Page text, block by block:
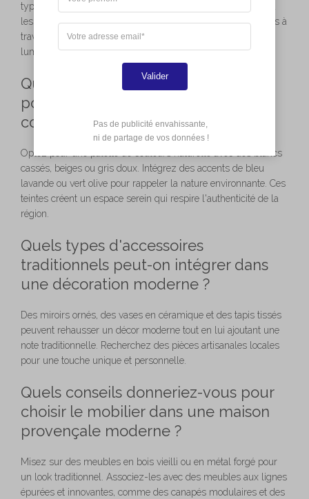
typiquement provençaux, comme les poutres apparentes ou
les pierres anciennes. Ajoutez ensuite des touches modernes à
travers des appareils électroménagers récents ou des
luminaires design.
Quelle couleur doit-on privilégier
pour un intérieur provençal
contemporain ?
Optez pour une palette de couleurs naturelle avec des blancs
cassés, beiges ou gris doux. Intégrez des accents de bleu
lavande ou vert olive pour rappeler la nature environnante. Ces
teintes créent un espace serein qui respire l'authenticité de la
région.
Quels types d'accessoires
traditionnels peut-on intégrer dans
une décoration moderne ?
Des miroirs ornés, des vases en céramique et des tapis tissés
peuvent rehausser un décor moderne tout en lui ajoutant une
note traditionnelle. Recherchez des pièces artisanales locales
pour une touche unique et personnelle.
Quels conseils donneriez-vous pour
choisir le mobilier dans une maison
provençale moderne ?
Misez sur des meubles en bois vieilli ou en métal forgé pour
un look traditionnel. Associez-les avec des meubles aux lignes
épurées et innovantes, comme des canapés modulaires et des
Valider
Pas de publicité envahissante,
ni de partage de vos données !